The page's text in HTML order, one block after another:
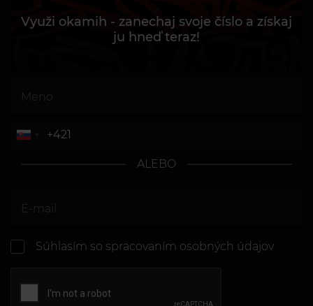
Využi okamih - zanechaj svoje číslo a získaj
ju hneď teraz!
ALEBO
Súhlasím so spracovaním osobných údajov